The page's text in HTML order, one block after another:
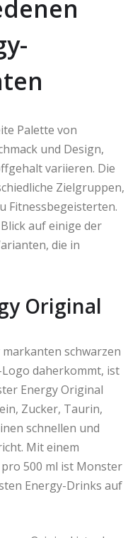
Palette von
und Design,
variieren. Die
Zielgruppen,
Fitnessbegeisterten.
auf einige der
die in
Original
schwarzen
daherkommt, ist
Energy Original
Zucker, Taurin,
schnellen und
Mit einem
500 ml ist Monster
Energy-Drinks auf